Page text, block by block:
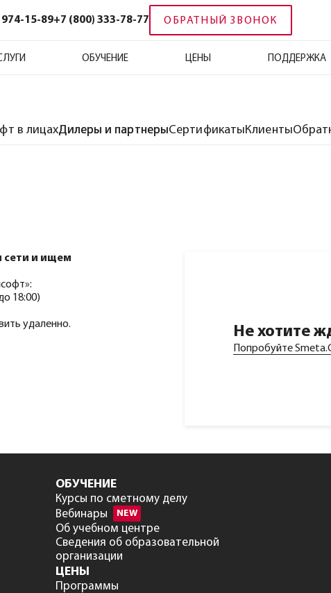
974-15-89+7 (800) 333-78-77 ОБРАТНЫЙ ЗВОНОК
ОБУЧЕНИЕ ЦЕНЫ ПОДДЕРЖКА
в лицахДилеры и партнерыСертификатыКлиенты
сети и ищем
18:00)
удаленно.
Не хотите
Попробуйте
ОБУЧЕНИЕ
Курсы по сметному делу
Вебинары
NEW
Об учебном центре
Сведения об образовательной
организации
ЦЕНЫ
Программы